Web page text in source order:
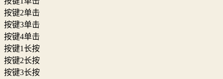
按键2单击
按键3单击
按键4单击
按键1长按
按键2长按
按键3长按